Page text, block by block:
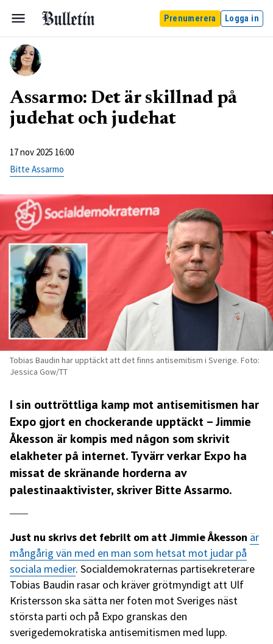
Prenumerera Logga in
Assarmo: Det är skillnad på
judehat och judehat
17 nov 2025 16:00
Bitte Assarmo
Tobias Baudin har upptäckt att det finns antisemitism i Sverige. Foto:
Jessica Gow/TT
I sin outtröttliga kamp mot antisemitismen har
Expo gjort en chockerande upptäckt – Jimmie
Åkesson är kompis med någon som skrivit
elakheter på internet. Tyvärr verkar Expo ha
missat de skränande horderna av
palestinaaktivister, skriver Bitte Assarmo.
Just nu skrivs det febrilt om att Jimmie Åkesson är
mångårig vän med en man som hetsat mot judar på
sociala medier. Socialdemokraternas partisekreterare
Tobias Baudin rasar och kräver grötmyndigt att Ulf
Kristersson ska sätta ner foten mot Sveriges näst
största parti och på Expo granskas den
sverigedemokratiska antisemitismen med lupp.